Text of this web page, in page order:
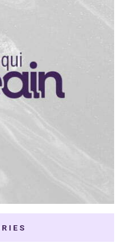
Thai Dramas com